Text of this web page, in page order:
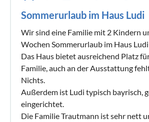
Sommerurlaub im Haus Ludi
Wir sind eine Familie mit 2 Kindern
Wochen Sommerurlaub im Haus
Das Haus bietet ausreichend Platz
Familie, auch an der Ausstattung
Nichts.
Außerdem ist Ludi typisch bayrisch,
eingerichtet.
Die Familie Trautmann ist sehr nett